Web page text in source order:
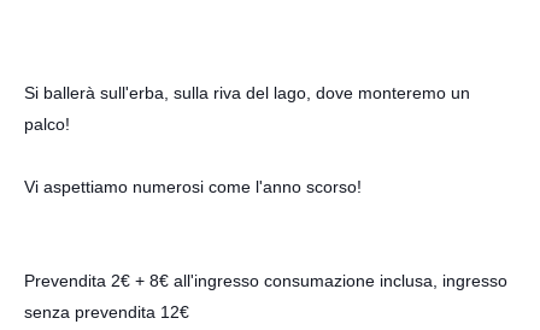
Si ballerà sull'erba, sulla riva del lago, dove monteremo un
palco!
Vi aspettiamo numerosi come l'anno scorso!
Prevendita 2€ + 8€ all'ingresso consumazione inclusa, ingresso
senza prevendita 12€